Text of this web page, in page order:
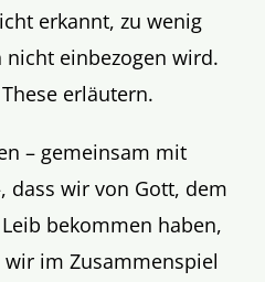
erkannt, zu wenig
einbezogen wird.
erläutern.
– gemeinsam mit
dass wir von Gott, dem
bekommen haben,
im Zusammenspiel